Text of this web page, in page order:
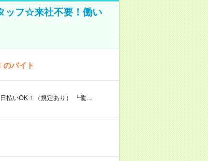
ッフ☆来社不要！働い
のバイト
払いOK！（規定あり） ┗働…